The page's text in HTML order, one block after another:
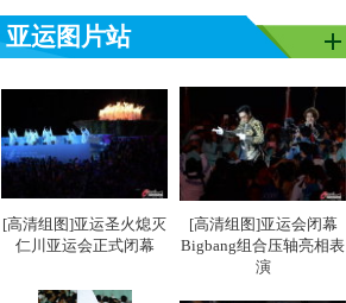
亚运图片站
[高清组图]亚运圣火熄灭
仁川亚运会正式闭幕
[高清组图]亚运会闭幕
Bigbang组合压轴亮相表
演